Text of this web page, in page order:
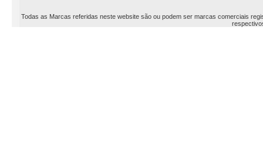
Todas as Marcas referidas neste website são ou podem ser marcas comerciais